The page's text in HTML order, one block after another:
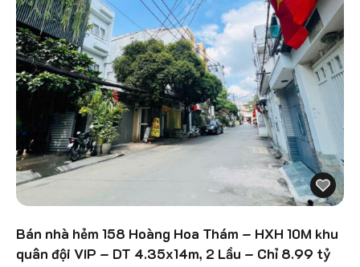
Bán nhà hẻm 158 Hoàng Hoa Thám – HXH 10M khu
quân đội VIP – DT 4.35x14m, 2 Lầu – Chỉ 8.99 tỷ